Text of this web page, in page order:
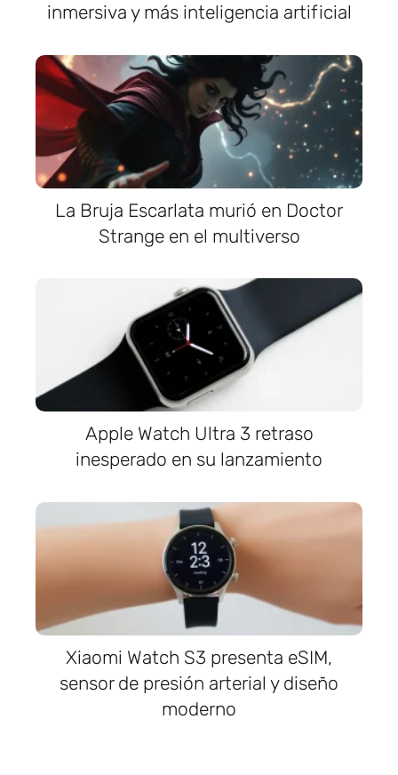
inmersiva y más inteligencia artificial
La Bruja Escarlata murió en Doctor
Strange en el multiverso
Apple Watch Ultra 3 retraso
inesperado en su lanzamiento
Xiaomi Watch S3 presenta eSIM,
sensor de presión arterial y diseño
moderno